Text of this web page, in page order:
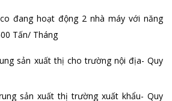
đang hoạt động 2 nhà máy với năng
Tấn/ Tháng
sản xuất thị cho trường nội địa- Quy
sản xuất thị trường xuất khẩu- Quy